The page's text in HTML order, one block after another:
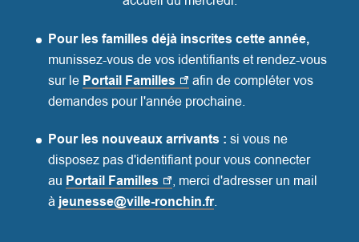
Pour les familles déjà inscrites cette année,
munissez-vous de vos identifiants et rendez-vous
sur le Portail Familles
afin de compléter vos
demandes pour l'année prochaine.
Pour les nouveaux arrivants : si vous ne
disposez pas d'identifiant pour vous connecter
au Portail Familles
, merci d'adresser un mail
à jeunesse@ville-ronchin.fr.